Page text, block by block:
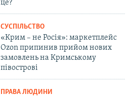
це?
СУСПІЛЬСТВО
«Крим – не Росія»: маркетплейс
Ozon припинив прийом нових
замовлень на Кримському
півострові
ПРАВА ЛЮДИНИ